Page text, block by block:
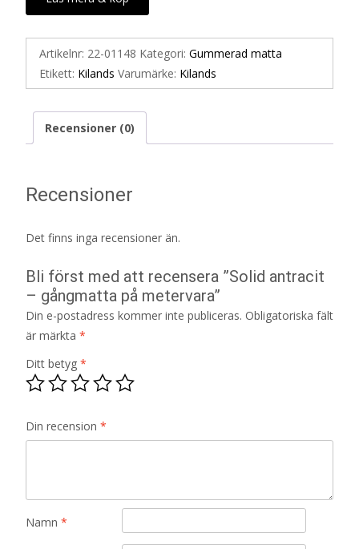
Artikelnr: 22-01148 Kategori: Gummerad matta
Etikett: Kilands Varumärke: Kilands
Recensioner (0)
Recensioner
Det finns inga recensioner än.
Bli först med att recensera ”Solid antracit
– gångmatta på metervara”
Din e-postadress kommer inte publiceras. Obligatoriska fält
är märkta *
Ditt betyg *
Din recension *
Namn *